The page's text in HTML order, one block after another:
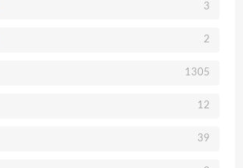
3
2
1305
12
39